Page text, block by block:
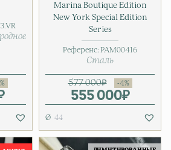
цена
цена: 1 375 000₽.
Marina Boutique Edition
New York Special Edition
Series
Референс: PAM00416
Сталь
577 000₽
555 000₽
Текущая
44